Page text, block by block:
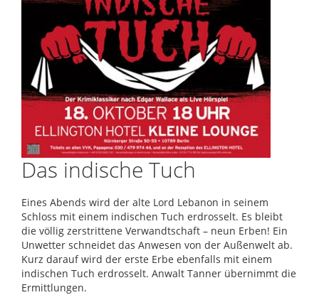
Das indische Tuch
Eines Abends wird der alte Lord Lebanon in seinem
Schloss mit einem indischen Tuch erdrosselt. Es bleibt
die völlig zerstrittene Verwandtschaft – neun Erben! Ein
Unwetter schneidet das Anwesen von der Außenwelt ab.
Kurz darauf wird der erste Erbe ebenfalls mit einem
indischen Tuch erdrosselt. Anwalt Tanner übernimmt die
Ermittlungen.